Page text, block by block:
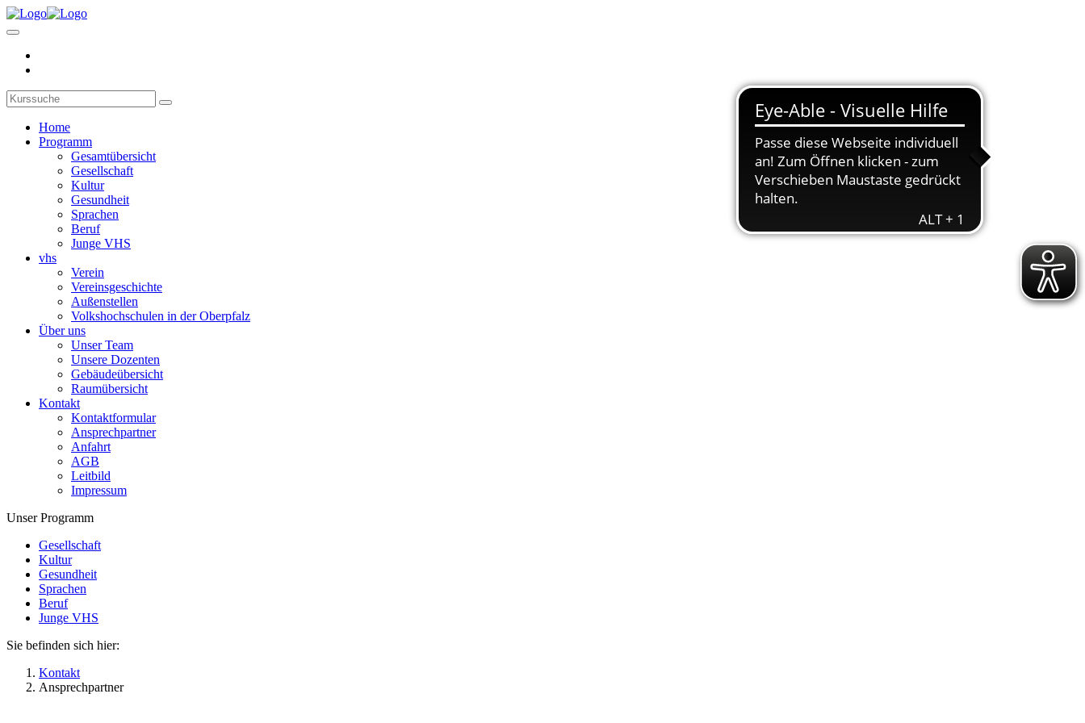
Home
Programm
Gesamtübersicht
Gesellschaft
Kultur
Gesundheit
Sprachen
Beruf
Junge VHS
vhs
Verein
Vereinsgeschichte
Außenstellen
Volkshochschulen in der Oberpfalz
Über uns
Unser Team
Unsere Dozenten
Gebäudeübersicht
Raumübersicht
Kontakt
Kontaktformular
Ansprechpartner
Anfahrt
AGB
Leitbild
Impressum
Unser Programm
Gesellschaft
Kultur
Gesundheit
Sprachen
Beruf
Junge VHS
Sie befinden sich hier:
Kontakt
Ansprechpartner